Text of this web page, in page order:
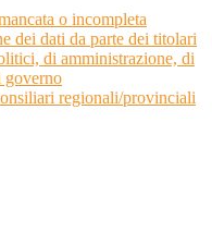
o incompleta
dei dati da parte dei titolari
di amministrazione, di
governo
regionali/provinciali